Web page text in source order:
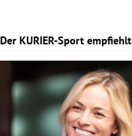
Der KURIER-Sport empfiehlt
Slide 1 von 2